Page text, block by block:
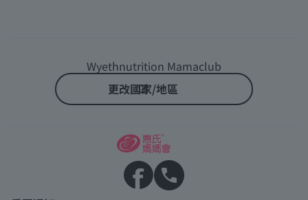
Wyethnutrition Mamaclub
更改國家/地區